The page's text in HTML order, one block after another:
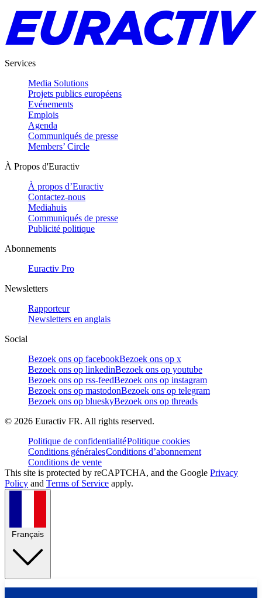
Services
Media Solutions
Projets publics européens
Evénements
Emplois
Agenda
Communiqués de presse
Members’ Circle
À Propos d'Euractiv
À propos d’Euractiv
Contactez-nous
Mediahuis
Communiqués de presse
Publicité politique
Abonnements
Euractiv Pro
Newsletters
Rapporteur
Newsletters en anglais
Social
Bezoek ons op facebookBezoek ons op x
Bezoek ons op linkedinBezoek ons op youtube
Bezoek ons op rss-feedBezoek ons op instagram
Bezoek ons op mastodonBezoek ons op telegram
Bezoek ons op blueskyBezoek ons op threads
© 2026 Euractiv FR. All rights reserved.
Politique de confidentialitéPolitique cookies
Conditions généralesConditions d’abonnement
Conditions de vente
This site is protected by reCAPTCHA, and the Google Privacy
Policy and Terms of Service apply.
Français